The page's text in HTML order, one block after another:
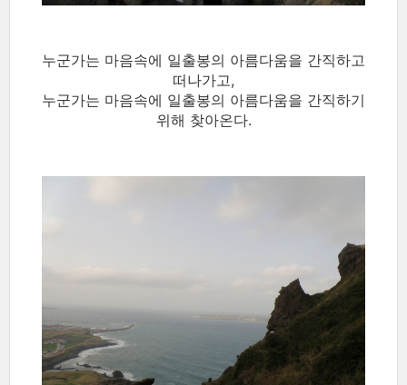
누군가는 마음속에 일출봉의 아름다움을 간직하고
떠나가고,
누군가는 마음속에 일출봉의 아름다움을 간직하기
위해 찾아온다.